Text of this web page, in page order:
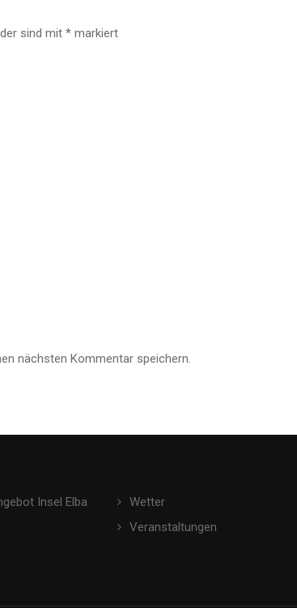
sind mit * markiert
nächsten Kommentar speichern.
Insel Elba
Wetter
Veranstaltungen